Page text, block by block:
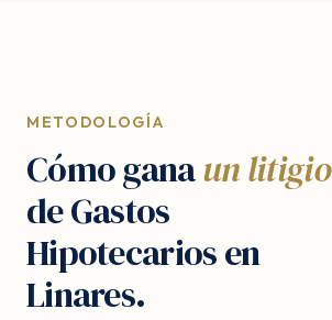
METODOLOGÍA
Cómo ganaun litigio
de Gastos
Hipotecarios en
Linares.